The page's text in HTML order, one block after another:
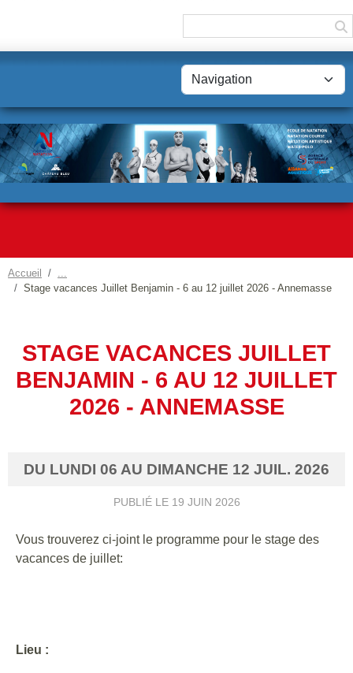
Accueil
Stage vacances Juillet Benjamin - 6 au 12 juillet 2026 - Annemasse
STAGE VACANCES JUILLET
BENJAMIN - 6 AU 12 JUILLET
2026 - ANNEMASSE
DU LUNDI 06 AU DIMANCHE 12 JUIL. 2026
PUBLIÉ LE 19 JUIN 2026
Vous trouverez ci-joint le programme pour le stage des
vacances de juillet:
Lieu :